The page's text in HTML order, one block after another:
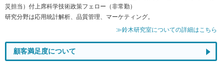
災担当）付上席科学技術政策フェロー（非常勤）
研究分野は応用統計解析、品質管理、マーケティング。
≫鈴木研究室についての詳細はこちら
顧客満足度について